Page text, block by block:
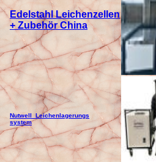
Edelstahl Leichenzellen
+ Zubehör China
Nutwell Leichenlagerungs
system